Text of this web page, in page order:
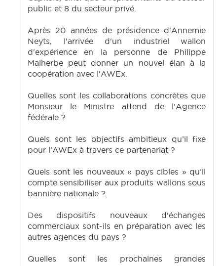
public et 8 du secteur privé.
Après 20 années de présidence d'Annemie
Neyts, l'arrivée d'un industriel wallon
d'expérience en la personne de Philippe
Malherbe peut donner un nouvel élan à la
coopération avec l'AWEx.
Quelles sont les collaborations concrètes que
Monsieur le Ministre attend de l'Agence
fédérale ?
Quels sont les objectifs ambitieux qu’il fixe
pour l'AWEx à travers ce partenariat ?
Quels sont les nouveaux « pays cibles » qu’il
compte sensibiliser aux produits wallons sous
bannière nationale ?
Des dispositifs nouveaux d'échanges
commerciaux sont-ils en préparation avec les
autres agences du pays ?
Quelles sont les prochaines grandes